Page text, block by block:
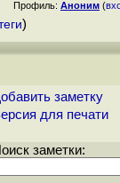
Профиль: Аноним (
)
заметку
для печати
заметки: